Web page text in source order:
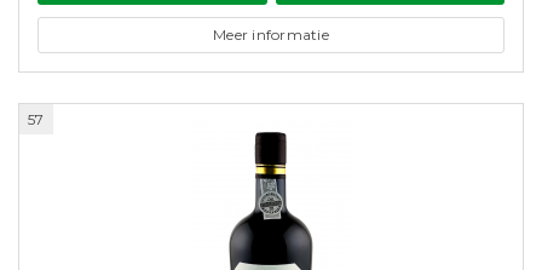
Meer informatie
57